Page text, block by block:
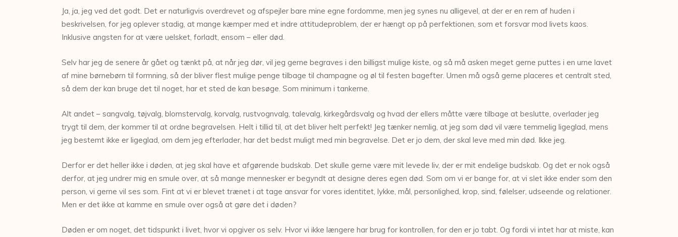
Ja, ja, jeg ved det godt. Det er naturligvis overdrevet og afspejler bare mine egne fordomme, men jeg synes nu alligevel, at der er en rem af huden i
beskrivelsen, for jeg oplever stadig, at mange kæmper med et indre attitudeproblem, der er hængt op på perfektionen, som et forsvar mod livets kaos.
Inklusive angsten for at være uelsket, forladt, ensom – eller død.
Selv har jeg de senere år gået og tænkt på, at når jeg dør, vil jeg gerne begraves i den billigst mulige kiste, og så må asken meget gerne puttes i en urne lavet
af mine børnebørn til formning, så der bliver flest mulige penge tilbage til champagne og øl til festen bagefter. Urnen må også gerne placeres et centralt sted,
så dem der kan bruge det til noget, har et sted de kan besøge. Som minimum i tankerne.
Alt andet – sangvalg, tøjvalg, blomstervalg, korvalg, rustvognvalg, talevalg, kirkegårdsvalg og hvad der ellers måtte være tilbage at beslutte, overlader jeg
trygt til dem, der kommer til at ordne begravelsen. Helt i tillid til, at det bliver helt perfekt! Jeg tænker nemlig, at jeg som død vil være temmelig ligeglad, mens
jeg bestemt ikke er ligeglad, om dem jeg efterlader, har det bedst muligt med min begravelse. Det er jo dem, der skal leve med min død. Ikke jeg.
Derfor er det heller ikke i døden, at jeg skal have et afgørende budskab. Det skulle gerne være mit levede liv, der er mit endelige budskab. Og det er nok også
derfor, at jeg undrer mig en smule over, at så mange mennesker er begyndt at designe deres egen død. Som om vi er bange for, at vi slet ikke ender som den
person, vi gerne vil ses som. Fint at vi er blevet trænet i at tage ansvar for vores identitet, lykke, mål, personlighed, krop, sind, følelser, udseende og relationer.
Men er det ikke at kamme en smule over også at gøre det i døden?
Døden er om noget, det tidspunkt i livet, hvor vi opgiver os selv. Hvor vi ikke længere har brug for kontrollen, for den er jo tabt. Og fordi vi intet har at miste, kan